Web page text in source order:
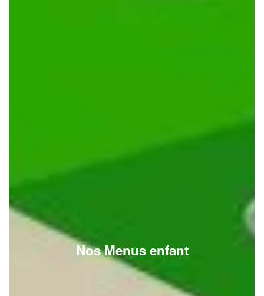
Nos Menus enfant